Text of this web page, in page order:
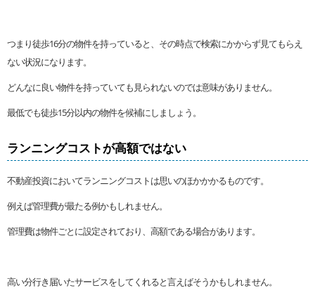
つまり徒歩16分の物件を持っていると、その時点で検索にかからず見てもらえ
ない状況になります。
どんなに良い物件を持っていても見られないのでは意味がありません。
最低でも徒歩15分以内の物件を候補にしましょう。
ランニングコストが高額ではない
不動産投資においてランニングコストは思いのほかかかるものです。
例えば管理費が最たる例かもしれません。
管理費は物件ごとに設定されており、高額である場合があります。
高い分行き届いたサービスをしてくれると言えばそうかもしれません。